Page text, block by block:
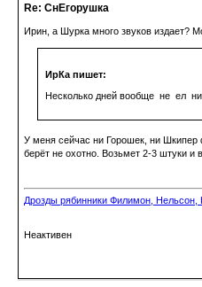
Re: СнЕгорушка
Ирин, а Шурка много звуков издает?
ИрКа пишет:
Несколько дней вообще не ел
У меня сейчас ни Горошек, ни Шкипер
берёт не охотно. Возьмет 2-3 штуки
Дрозды рябинники Филимон, Нельсон,
Неактивен